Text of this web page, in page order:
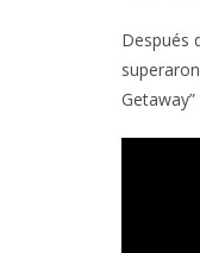
Después